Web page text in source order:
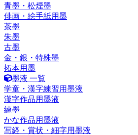
青墨・松煙墨
俳画・絵手紙用墨
茶墨
朱墨
古墨
金・銀・特殊墨
拓本用墨
墨液 一覧
学童・漢字練習用墨液
漢字作品用墨液
練墨
かな作品用墨液
写経・賞状・細字用墨液